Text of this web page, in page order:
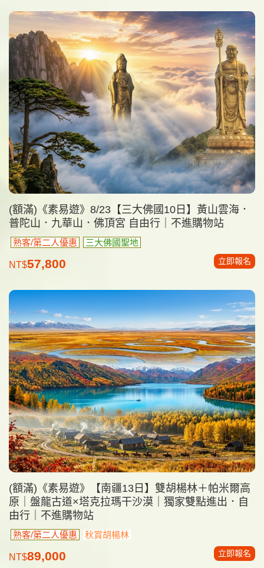
(額滿)《素易遊》8/23【三大佛國10日】黃山雲海．
普陀山．九華山．佛頂宮 自由行｜不進購物站
熟客/第二人優惠 三大佛國聖地
NT$57,800 立即報名
(額滿)《素易遊》【南疆13日】雙胡楊林＋帕米爾高
原｜盤龍古道×塔克拉瑪干沙漠｜獨家雙點進出．自
由行｜不進購物站
熟客/第二人優惠 秋賞胡楊林
NT$89,000 立即報名